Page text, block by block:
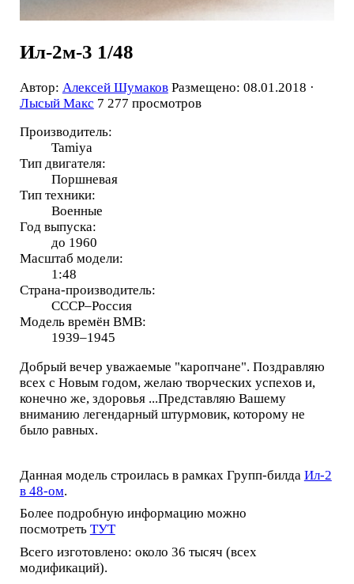
Ил-2м-3 1/48
Автор: Алексей Шумаков Размещено: 08.01.2018 ·
Лысый Макс 7 277 просмотров
Производитель:
Tamiya
Тип двигателя:
Поршневая
Тип техники:
Военные
Год выпуска:
до 1960
Масштаб модели:
1:48
Страна-производитель:
СССР–Россия
Модель времён ВМВ:
1939–1945
Добрый вечер уважаемые "каропчане". Поздравляю
всех с Новым годом, желаю творческих успехов и,
конечно же, здоровья ...Представляю Вашему
вниманию легендарный штурмовик, которому не
было равных.
Данная модель строилась в рамках Групп-билда Ил-2
в 48-ом.
Более подробную информацию можно
посмотреть ТУТ
Всего изготовлено: около 36 тысяч (всех
модификаций).